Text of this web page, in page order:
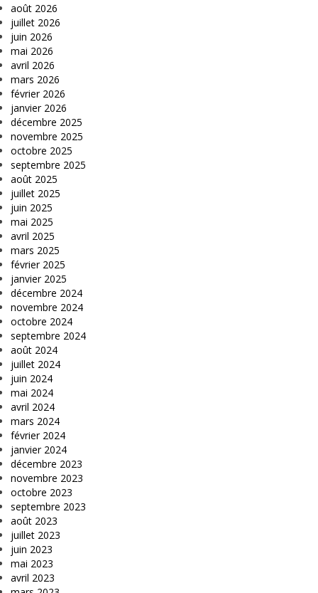
août 2026
juillet 2026
juin 2026
mai 2026
avril 2026
mars 2026
février 2026
janvier 2026
décembre 2025
novembre 2025
octobre 2025
septembre 2025
août 2025
juillet 2025
juin 2025
mai 2025
avril 2025
mars 2025
février 2025
janvier 2025
décembre 2024
novembre 2024
octobre 2024
septembre 2024
août 2024
juillet 2024
juin 2024
mai 2024
avril 2024
mars 2024
février 2024
janvier 2024
décembre 2023
novembre 2023
octobre 2023
septembre 2023
août 2023
juillet 2023
juin 2023
mai 2023
avril 2023